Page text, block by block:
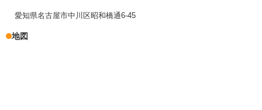
愛知県名古屋市中川区昭和橋通6-45
地図